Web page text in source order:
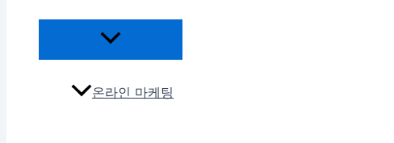
온라인 마케팅